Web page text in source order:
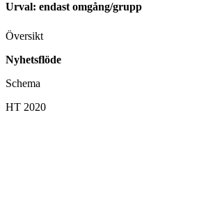
Urval: endast omgång/grupp
Översikt
Nyhetsflöde
Schema
HT 2020